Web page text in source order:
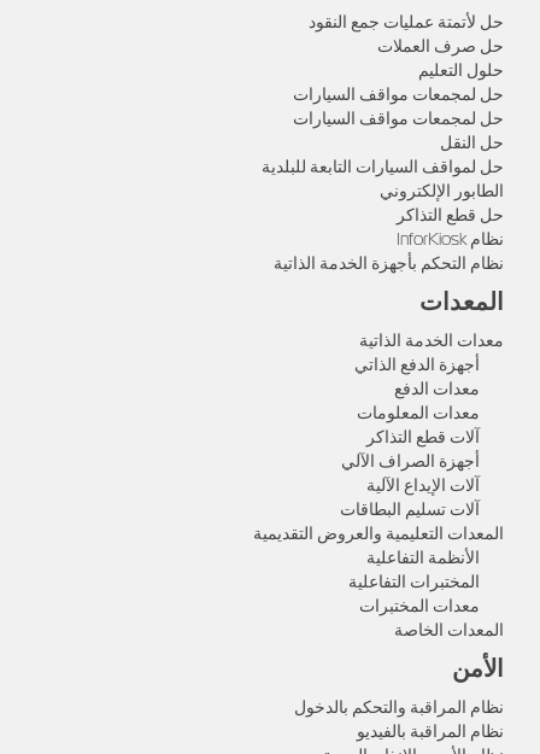
حل لأتمتة عمليات جمع النقود
حل صرف العملات
حلول التعليم
حل لمجمعات مواقف السيارات
حل لمجمعات مواقف السيارات
حل النقل
حل لمواقف السيارات التابعة للبلدية
الطابور الإلكتروني
حل قطع التذاكر
نظام InforKiosk
نظام التحكم بأجهزة الخدمة الذاتية
المعدات
معدات الخدمة الذاتية
أجهزة الدفع الذاتي
معدات الدفع
معدات المعلومات
آلات قطع التذاكر
أجهزة الصراف الآلي
آلات الإيداع الآلية
آلات تسليم البطاقات
المعدات التعليمية والعروض التقديمية
الأنظمة التفاعلية
المختبرات التفاعلية
معدات المختبرات
المعدات الخاصة
الأمن
نظام المراقبة والتحكم بالدخول
نظام المراقبة بالفيديو